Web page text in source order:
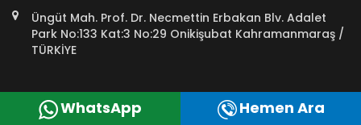
Üngüt Mah. Prof. Dr. Necmettin Erbakan Blv. Adalet
Park No:133 Kat:3 No:29 Onikişubat Kahramanmaraş /
TÜRKİYE
WhatsApp Hemen Ara